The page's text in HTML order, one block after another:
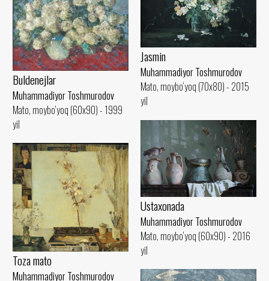
Jasmin
Muhammadiyor Toshmurodov
Mato, moybo‘yoq (70x80) - 2015
yil
Buldenejlar
Muhammadiyor Toshmurodov
Mato, moybo‘yoq (60x90) - 1999
yil
Ustaxonada
Muhammadiyor Toshmurodov
Mato, moybo‘yoq (60x90) - 2016
yil
Toza mato
Muhammadiyor Toshmurodov